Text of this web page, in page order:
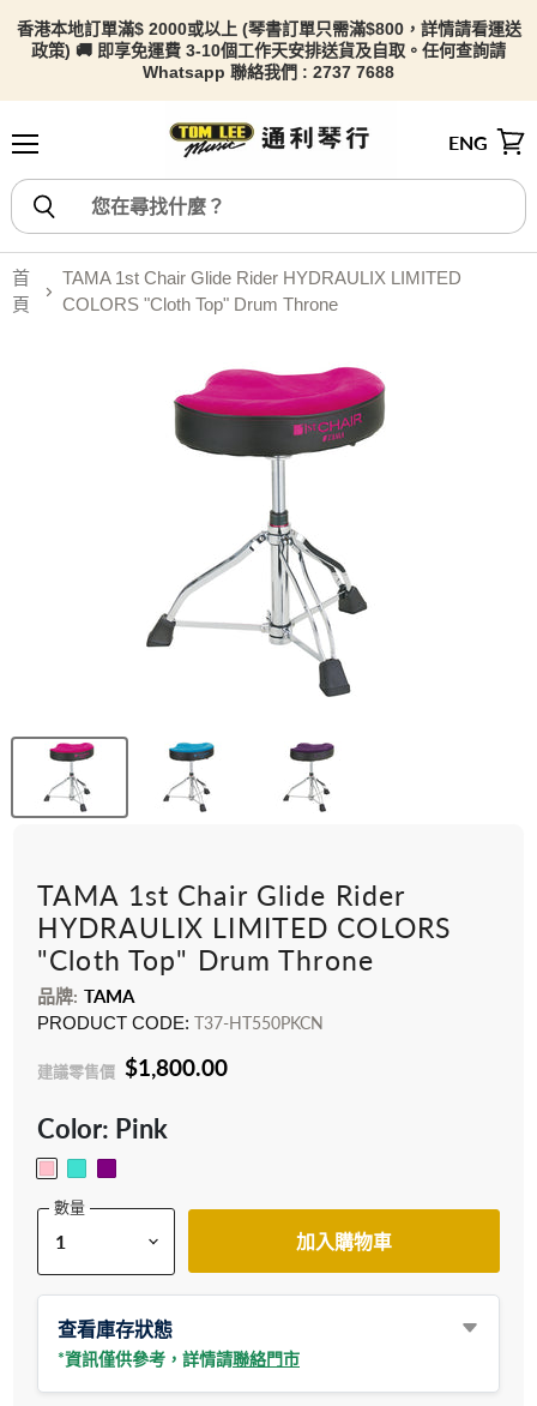
香港本地訂單滿$ 2000或以上 (琴書訂單只需滿$800，詳情請看運送
政策) 🚚 即享免運費 3-10個工作天安排送貨及自取。任何查詢請
Whatsapp 聯絡我們 : 2737 7688
ENG
首
頁
TAMA 1st Chair Glide Rider HYDRAULIX LIMITED
COLORS "Cloth Top" Drum Throne
TAMA 1st Chair Glide Rider
HYDRAULIX LIMITED COLORS
"Cloth Top" Drum Throne
品牌: TAMA
PRODUCT CODE: T37-HT550PKCN
建議零售價 $1,800.00
Color: Pink
數量
加入購物車
查看庫存狀態
*資訊僅供參考，詳情請聯絡門市